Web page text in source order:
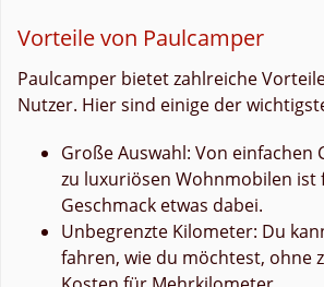
Vorteile von Paulcamper
Paulcamper bietet zahlreiche
Nutzer. Hier sind einige der
Große Auswahl: Von einfachen
zu luxuriösen Wohnmobilen ist
Geschmack etwas dabei.
Unbegrenzte Kilometer: Du
fahren, wie du möchtest, ohne